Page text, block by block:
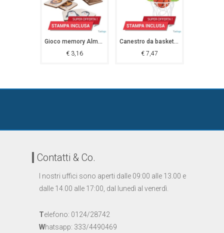
Gioco memory Almagro
€3,16
Canestro da basket Ketchikan
€7,47
Contatti & Co.
I nostri uffici sono aperti dalle 09:00 alle 13.00 e
dalle 14.00 alle 17:00, dal lunedì al venerdì.
Telefono: 0124/28742
Whatsapp: 333/4490469